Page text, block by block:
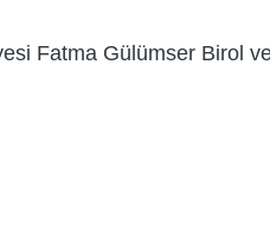
Fatma Gülümser Birol